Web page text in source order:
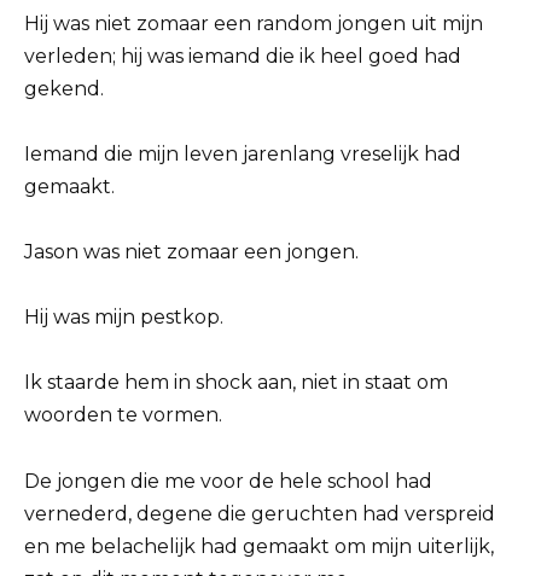
Hij was niet zomaar een random jongen uit mijn
verleden; hij was iemand die ik heel goed had
gekend.
Iemand die mijn leven jarenlang vreselijk had
gemaakt.
Jason was niet zomaar een jongen.
Hij was mijn pestkop.
Ik staarde hem in shock aan, niet in staat om
woorden te vormen.
De jongen die me voor de hele school had
vernederd, degene die geruchten had verspreid
en me belachelijk had gemaakt om mijn uiterlijk,